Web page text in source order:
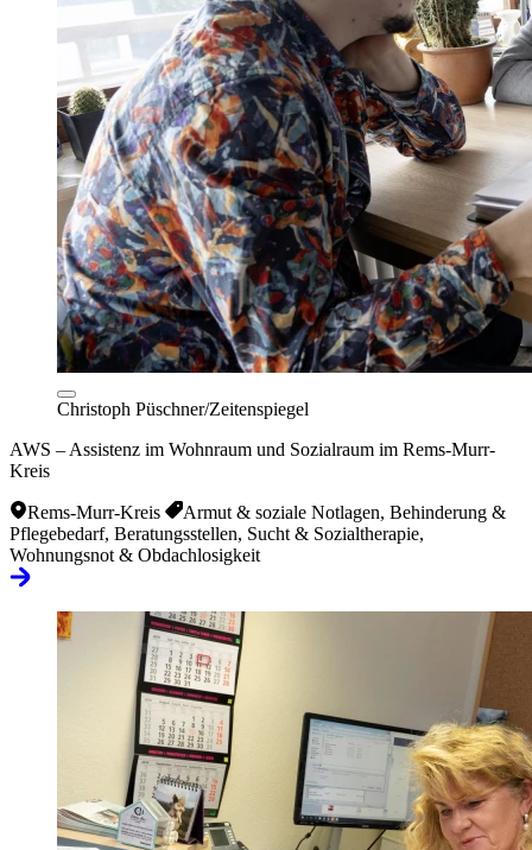
Christoph Püschner/Zeitenspiegel
AWS – Assistenz im Wohnraum und Sozialraum im Rems-Murr-
Kreis
Rems-Murr-Kreis
Armut & soziale Notlagen, Behinderung &
Pflegebedarf, Beratungsstellen, Sucht & Sozialtherapie,
Wohnungsnot & Obdachlosigkeit